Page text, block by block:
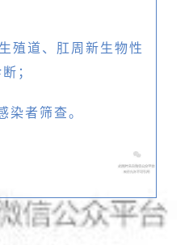
殖道、肛周新生物性
；
染者筛查。